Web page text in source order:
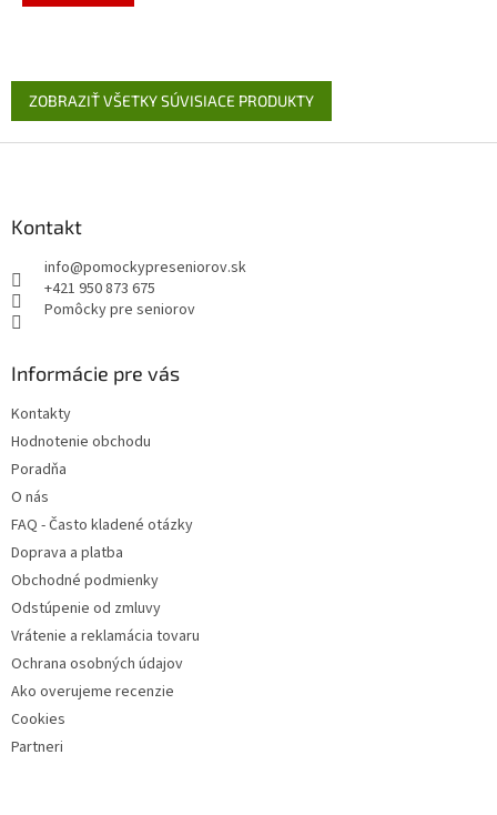
ZOBRAZIŤ VŠETKY SÚVISIACE PRODUKTY
Kontakt
info@pomockypreseniorov.sk
+421 950 873 675
Pomôcky pre seniorov
Informácie pre vás
Kontakty
Hodnotenie obchodu
Poradňa
O nás
FAQ - Často kladené otázky
Doprava a platba
Obchodné podmienky
Odstúpenie od zmluvy
Vrátenie a reklamácia tovaru
Ochrana osobných údajov
Ako overujeme recenzie
Cookies
Partneri